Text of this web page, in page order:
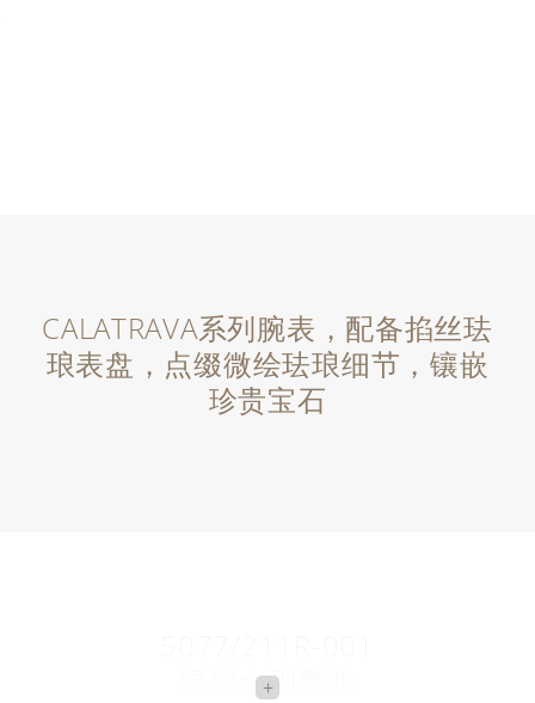
CALATRAVA系列腕表，配备掐丝珐
琅表盘，点缀微绘珐琅细节，镶嵌
珍贵宝石
绿翅金刚鹦鹉
+